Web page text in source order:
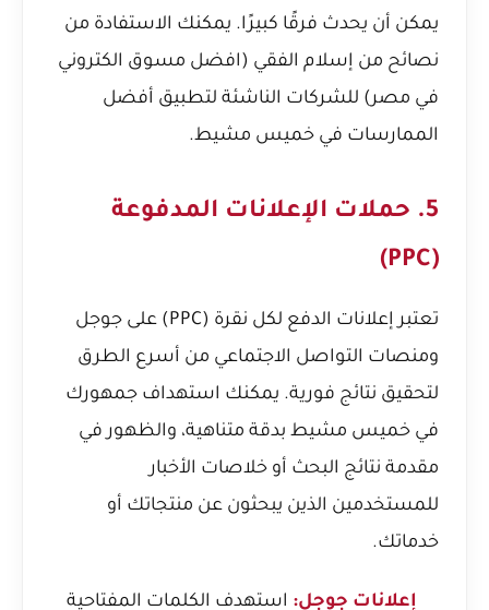
يمكن أن يحدث فرقًا كبيرًا. يمكنك الاستفادة من
نصائح من إسلام الفقي (افضل مسوق الكتروني
في مصر) للشركات الناشئة لتطبيق أفضل
الممارسات في خميس مشيط.
5. حملات الإعلانات المدفوعة
(PPC)
تعتبر إعلانات الدفع لكل نقرة (PPC) على جوجل
ومنصات التواصل الاجتماعي من أسرع الطرق
لتحقيق نتائج فورية. يمكنك استهداف جمهورك
في خميس مشيط بدقة متناهية، والظهور في
مقدمة نتائج البحث أو خلاصات الأخبار
للمستخدمين الذين يبحثون عن منتجاتك أو
خدماتك.
إعلانات جوجل: استهدف الكلمات المفتاحية